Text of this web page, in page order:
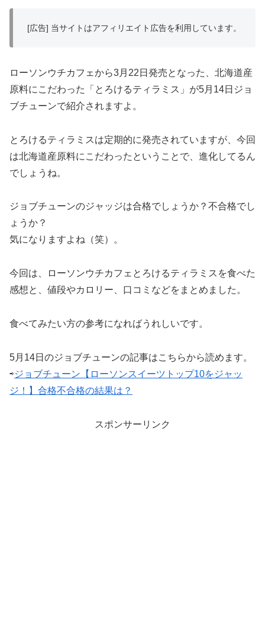
[広告] 当サイトはアフィリエイト広告を利用しています。
ローソンウチカフェから3月22日発売となった、北海道産
原料にこだわった「とろけるティラミス」が5月14日ジョ
ブチューンで紹介されますよ。
とろけるティラミスは定期的に発売されていますが、今回
は北海道産原料にこだわったということで、進化してるん
でしょうね。
ジョブチューンのジャッジは合格でしょうか？不合格でし
ょうか？
気になりますよね（笑）。
今回は、ローソンウチカフェとろけるティラミスを食べた
感想と、値段やカロリー、口コミなどをまとめました。
食べてみたい方の参考になればうれしいです。
5月14日のジョブチューンの記事はこちらから読めます。
⇨ジョブチューン【ローソンスイーツトップ10をジャッ
ジ！】合格不合格の結果は？
スポンサーリンク